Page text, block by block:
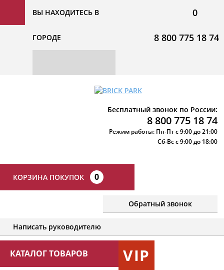
ВЫ НАХОДИТЕСЬ В
ГОРОДЕ
0
8 800 775 18 74
Бесплатный звонок по России:
8 800 775 18 74
Режим работы: Пн-Пт с 9:00 до 21:00
Сб-Вс с 9:00 до 18:00
КОРЗИНА ПОКУПОК 0
Обратный звонок
Написать руководителю
КАТАЛОГ ТОВАРОВ VIP